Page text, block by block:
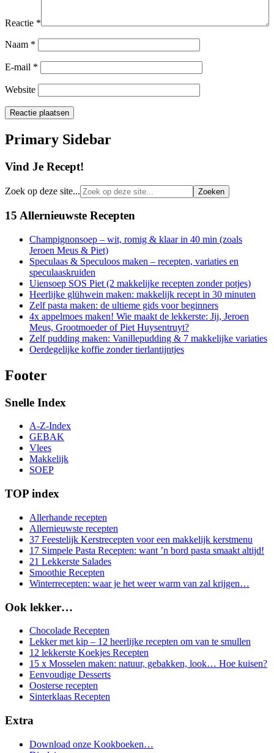
Reactie *
Naam *
E-mail *
Website
Primary Sidebar
Vind Je Recept!
Zoek op deze site...
15 Allernieuwste Recepten
Champignonsoep – wit, romig & klaar in 40 min (zoals
Jeroen Meus & Piet)
Speculaas & Speculoos maken – recepten, variaties en
speculaaskruiden
Uiensoep SOS Piet (2 makkelijke recepten zonder potjes)
Heerlijke glühwein maken: makkelijk recept in 30 minuten
Zelf pasta maken: de ultieme gids voor beginners
4x appelmoes maken! Wie maakt de lekkerste: Jij, Jeroen
Meus, Grootmoeder of Piet Huysentruyt?
Zelf pudding maken: Vanillepudding & 7 makkelijke variaties
Oerdegelijke koffie zonder tierlantijntjes
Footer
Snelle Index
A-Z-Index
GEBAK
Vlees
Makkelijk
SOEP
TOP index
Allerhande recepten
Allernieuwste recepten
37 Feestelijk Kerstrecepten voor een makkelijk kerstmenu
17 Simpele Pasta Recepten: want ’n bord pasta smaakt altijd!
21 Lekkerste Salades
Smoothie Recepten
Winterrecepten: waar je het weer warm van zal krijgen…
Ook lekker…
Chocolade Recepten
Lekker met kip – 12 heerlijke recepten om van te smullen
12 lekkerste Koekjes Recepten
15 x Mosselen maken: natuur, gebakken, look… Hoe kuisen?
Eenvoudige Desserts
Oosterse recepten
Sinterklaas Recepten
Extra
Download onze Kookboeken…